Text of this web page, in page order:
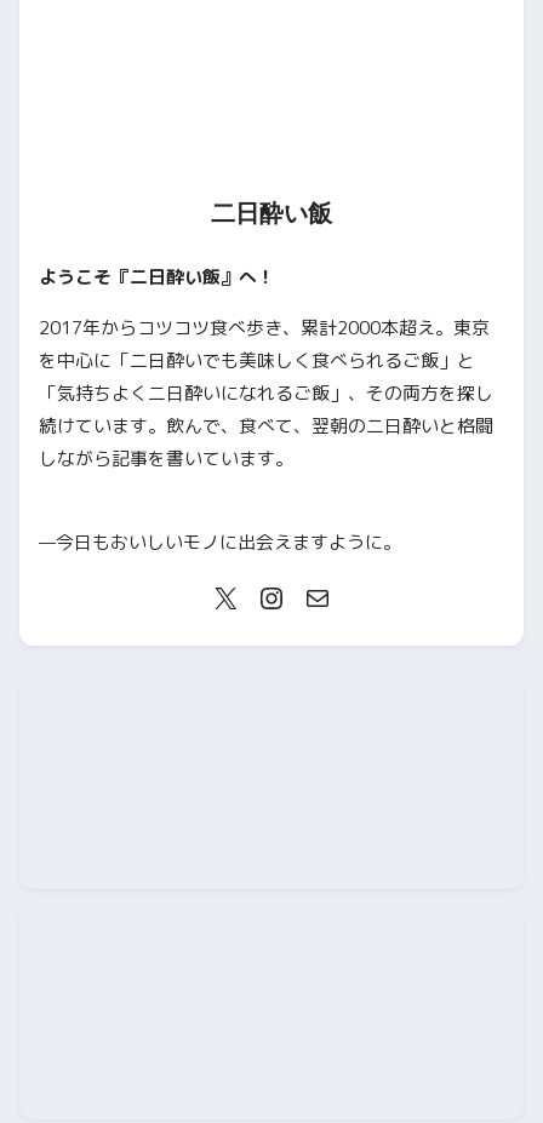
二日酔い飯
ようこそ『二日酔い飯』へ！
2017年からコツコツ食べ歩き、累計2000本超え。東京
を中心に「二日酔いでも美味しく食べられるご飯」と
「気持ちよく二日酔いになれるご飯」、その両方を探し
続けています。飲んで、食べて、翌朝の二日酔いと格闘
しながら記事を書いています。
—今日もおいしいモノに出会えますように。